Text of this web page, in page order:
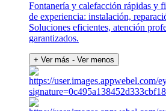
Fontanería y calefacción rápidas y
de experiencia: instalación,
Soluciones eficientes, atención
garantizados.
+ Ver más - Ver menos